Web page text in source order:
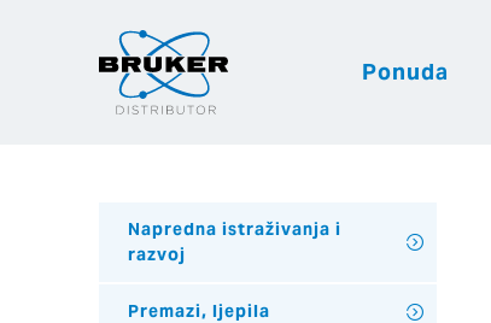
Ponuda
Napredna istraživanja i
razvoj
Premazi, ljepila